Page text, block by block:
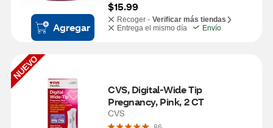
Agregar
$15.99
Recoger - Verificar más tiendas
Entrega el mismo día
Envío
NUEVO
CVS, Digital-Wide Tip
Pregnancy, Pink, 2 CT
CVS